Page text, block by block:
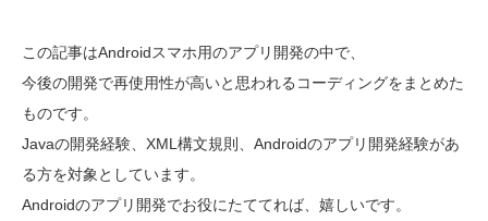
この記事はAndroidスマホ用のアプリ開発の中で、
今後の開発で再使用性が高いと思われるコーディングをまとめた
ものです。
Javaの開発経験、XML構文規則、Androidのアプリ開発経験があ
る方を対象としています。
Androidのアプリ開発でお役にたててれば、嬉しいです。